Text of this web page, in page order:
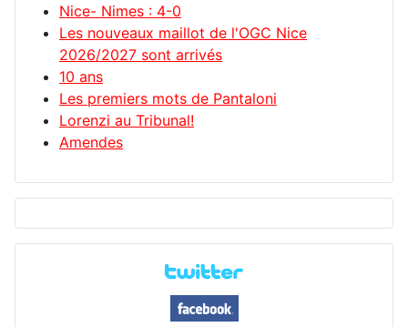
Nice- Nimes : 4-0
Les nouveaux maillot de l'OGC Nice
2026/2027 sont arrivés
10 ans
Les premiers mots de Pantaloni
Lorenzi au Tribunal!
Amendes